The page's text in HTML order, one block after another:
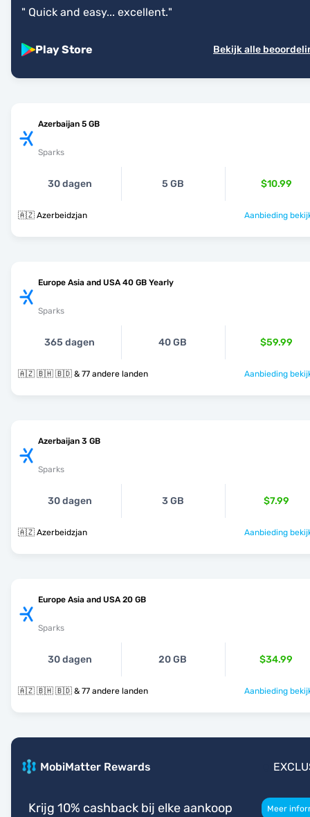
" Quick and easy... excellent."
Play Store Bekijk alle
Azerbaijan 5 GB
Sparks
30 dagen 5 GB $10.99
🇦🇿 Azerbeidzjan Aanbieding
Europe Asia and USA 40 GB Yearly
Sparks
365 dagen 40 GB $59.99
🇦🇿 🇧🇭 🇧🇩 & 77 andere landen Aanbieding
Azerbaijan 3 GB
Sparks
30 dagen 3 GB $7.99
🇦🇿 Azerbeidzjan Aanbieding
Europe Asia and USA 20 GB
Sparks
30 dagen 20 GB $34.99
🇦🇿 🇧🇭 🇧🇩 & 77 andere landen Aanbieding
MobiMatter Rewards
Krijg 10% cashback bij elke aankoop Meer